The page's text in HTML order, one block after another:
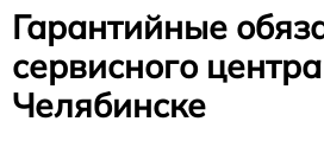
Гарантийные
сервисного
Челябинске